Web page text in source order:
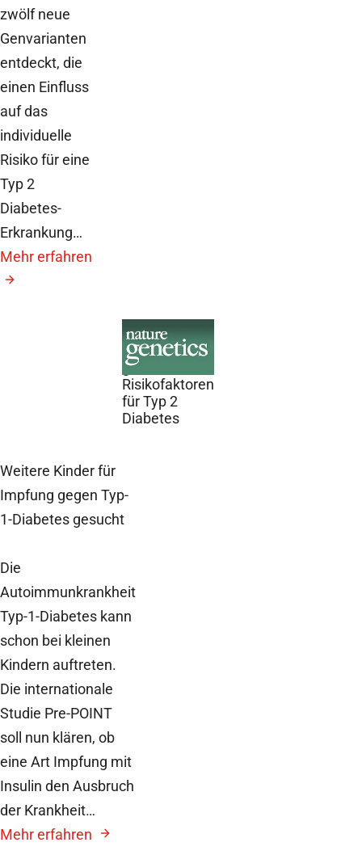
28. Juni 2010
Neue
genetische
Risikofaktoren
für Typ 2
Diabetes
zwölf neue
Genvarianten
entdeckt, die
einen Einfluss
auf das
individuelle
Risiko für eine
Typ 2
Diabetes-
Erkrankung…
Mehr erfahren
Weitere Kinder für
Impfung gegen Typ-
1-Diabetes gesucht
Die
Autoimmunkrankheit
Typ-1-Diabetes kann
schon bei kleinen
Kindern auftreten.
Die internationale
Studie Pre-POINT
soll nun klären, ob
eine Art Impfung mit
Insulin den Ausbruch
der Krankheit…
Mehr erfahren